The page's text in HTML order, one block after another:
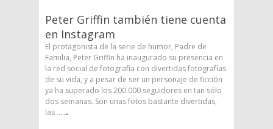
Peter Griffin también tiene cuenta
en Instagram
El protagonista de la serie de humor, Padre de
Familia, Peter Griffin ha inaugurado su presencia en
la red social de fotografía con divertidas fotografías
de su vida, y a pesar de ser un personaje de ficción
ya ha superado los 200.000 seguidores en tan sólo
dos semanas. Son unas fotos bastante divertidas,
las ...→